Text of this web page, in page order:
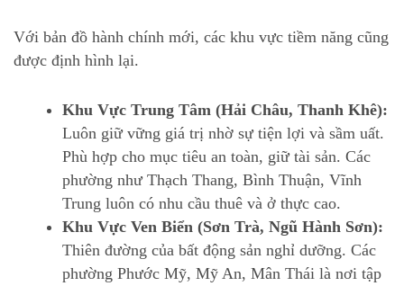
Với bản đồ hành chính mới, các khu vực tiềm năng cũng
được định hình lại.
Khu Vực Trung Tâm (Hải Châu, Thanh Khê):
Luôn giữ vững giá trị nhờ sự tiện lợi và sầm uất.
Phù hợp cho mục tiêu an toàn, giữ tài sản. Các
phường như Thạch Thang, Bình Thuận, Vĩnh
Trung luôn có nhu cầu thuê và ở thực cao.
Khu Vực Ven Biển (Sơn Trà, Ngũ Hành Sơn):
Thiên đường của bất động sản nghỉ dưỡng. Các
phường Phước Mỹ, Mỹ An, Mân Thái là nơi tập